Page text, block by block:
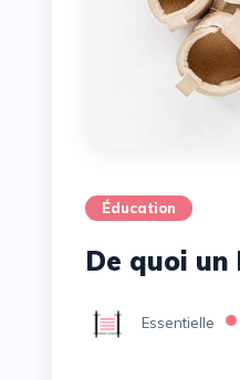
Éducation
De quoi
Essentielle